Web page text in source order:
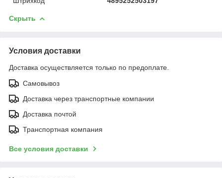
Скрыть
Условия доставки
Доставка осуществляется только по предоплате.
Самовывоз
Доставка через транспортные компании
Доставка почтой
Транспортная компания
Все условия доставки